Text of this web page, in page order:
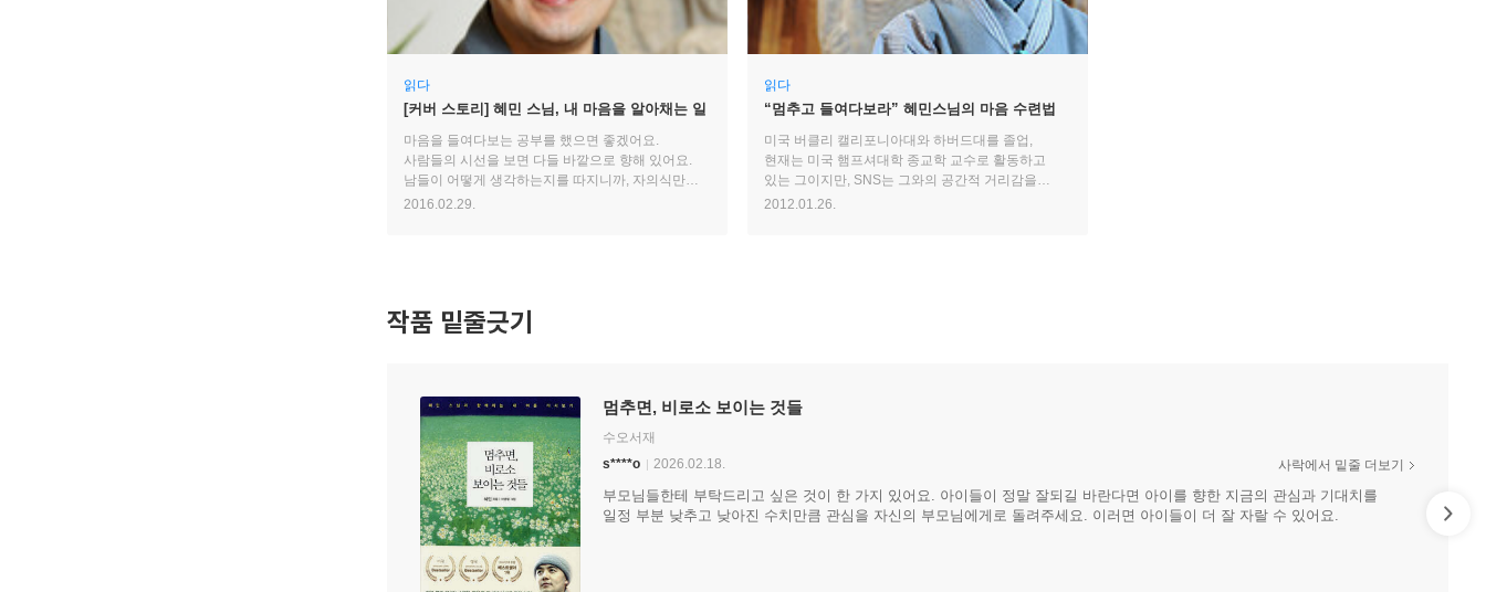
읽다
[커버 스토리] 혜민 스님, 내 마음을 알아채는 일
마음을 들여다보는 공부를 했으면 좋겠어요.
사람들의 시선을 보면 다들 바깥으로 향해 있어요.
남들이 어떻게 생각하는지를 따지니까, 자의식만
발달하고 자존감은 낮아져요. 내 마음을 들여다보는
2016.02.29.
읽다
“멈추고 들여다보라” 혜민스님의 마음 수련법
미국 버클리 캘리포니아대와 하버드대를 졸업,
현재는 미국 햄프셔대학 종교학 교수로 활동하고
있는 그이지만, SNS는 그와의 공간적 거리감을
일축해버렸다. 많은 사람이 그를 트위터로 먼저
2012.01.26.
작품 밑줄긋기
멈추면, 비로소 보이는 것들
수오서재
s****o
2026.02.18.
부모님들한테 부탁드리고 싶은 것이 한 가지 있어요. 아이들이 정말 잘되길 바란다면 아이를 향한 지금의 관심과 기대치를
일정 부분 낮추고 낮아진 수치만큼 관심을 자신의 부모님에게로 돌려주세요. 이러면 아이들이 더 잘 자랄 수 있어요.
사락에서 밑줄 더보기